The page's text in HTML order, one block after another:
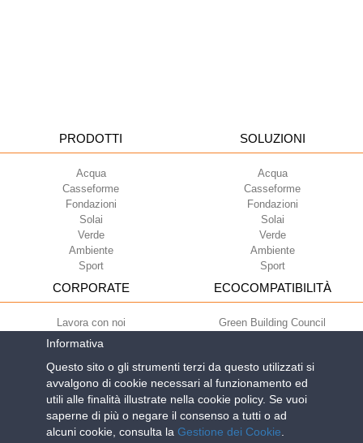
PRODOTTI
Acqua
Casseforme
Fondazioni
Solai
Verde
Ambiente
Sport
SOLUZIONI
Acqua
Casseforme
Fondazioni
Solai
Verde
Ambiente
Sport
CORPORATE
Lavora con noi
Termini di utilizzo
Newsletter
ECOCOMPATIBILITÀ
Green Building Council
Geoplast S.p.A.
| Via Martiri della Libertà, 6/8 - 35010 Grantorto (Padova)
ITALY - Tel+39 049 9490289 - info@geoplastglobal.com
Informativa
Questo sito o gli strumenti terzi da questo utilizzati si
avvalgono di cookie necessari al funzionamento ed
utili alle finalità illustrate nella cookie policy. Se vuoi
saperne di più o negare il consenso a tutti o ad
alcuni cookie, consulta la Gestione dei Cookie